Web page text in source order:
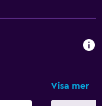
Visa mer